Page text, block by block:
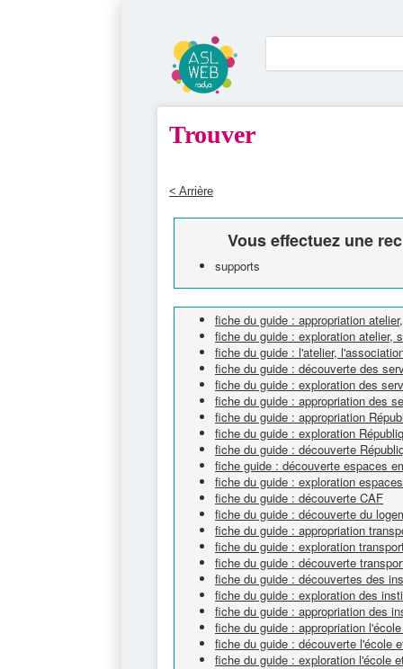
Trouver
< Arrière
Vous effectuez une
supports
fiche du guide : appropriation
fiche du guide : exploration atelier,
fiche du guide : l'atelier,
fiche du guide : découverte des
fiche du guide : exploration des
fiche du guide : appropriation des
fiche du guide : appropriation
fiche du guide : exploration
fiche du guide : découverte
fiche guide : découverte espaces
fiche du guide : exploration
fiche du guide : découverte CAF
fiche du guide : découverte du
fiche du guide : appropriation
fiche du guide : exploration
fiche du guide : découverte
fiche du guide : découvertes des
fiche du guide : exploration des
fiche du guide : appropriation des
fiche du guide : appropriation
fiche du guide : découverte l'école
fiche du guide : exploration l'école